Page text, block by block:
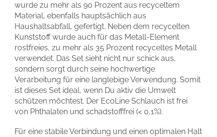
wurde zu mehr als 90 Prozent aus recyceltem
Material, ebenfalls hauptsächlich aus
Haushaltsabfall, gefertigt. Neben dem recycelten
Kunststoff wurde auch für das Metall-Element
rostfreies, zu mehr als 35 Prozent recyceltes Metall
verwendet. Das Set sieht nicht nur schick aus,
sondern sorgt durch seine hochwertige
Verarbeitung für eine langlebige Verwendung. Somit
ist dieses Set ideal, wenn Du aktiv die Umwelt
schützen möchtest. Der EcoLine Schlauch ist frei
von Phthalaten und schadstofffrei (< 0,1%).
Für eine stabile Verbindung und einen optimalen Halt